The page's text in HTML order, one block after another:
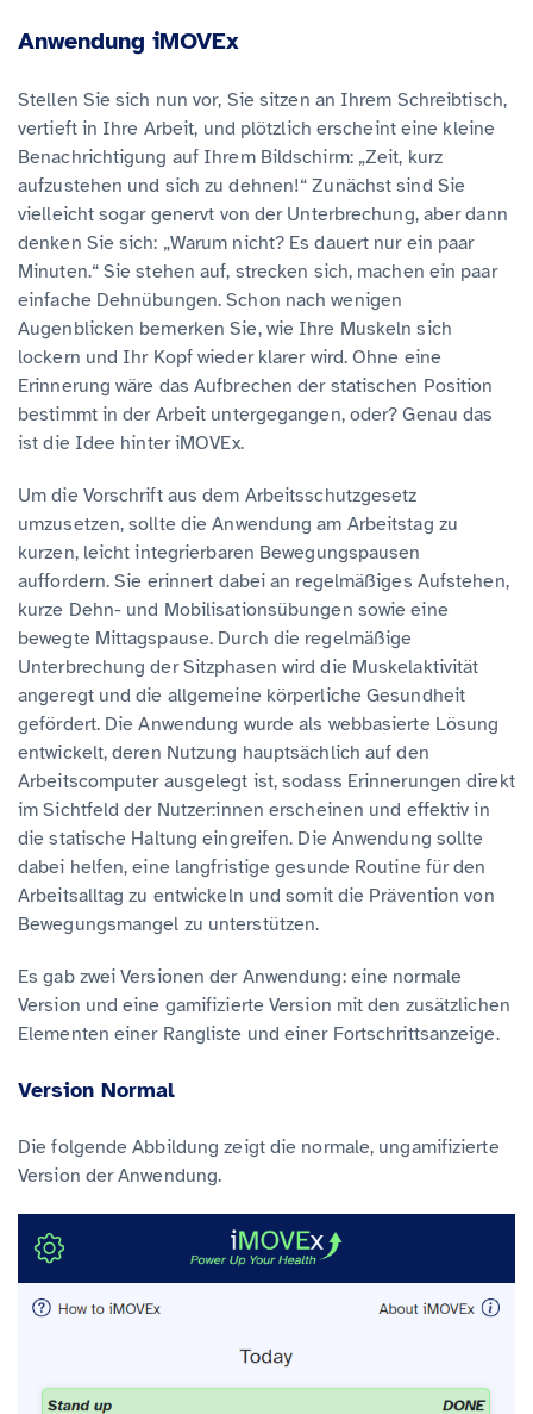
Anwendung iMOVEx
Stellen Sie sich nun vor, Sie sitzen an Ihrem Schreibtisch,
vertieft in Ihre Arbeit, und plötzlich erscheint eine kleine
Benachrichtigung auf Ihrem Bildschirm: „Zeit, kurz
aufzustehen und sich zu dehnen!“ Zunächst sind Sie
vielleicht sogar genervt von der Unterbrechung, aber dann
denken Sie sich: „Warum nicht? Es dauert nur ein paar
Minuten.“ Sie stehen auf, strecken sich, machen ein paar
einfache Dehnübungen. Schon nach wenigen
Augenblicken bemerken Sie, wie Ihre Muskeln sich
lockern und Ihr Kopf wieder klarer wird. Ohne eine
Erinnerung wäre das Aufbrechen der statischen Position
bestimmt in der Arbeit untergegangen, oder? Genau das
ist die Idee hinter iMOVEx.
Um die Vorschrift aus dem Arbeitsschutzgesetz
umzusetzen, sollte die Anwendung am Arbeitstag zu
kurzen, leicht integrierbaren Bewegungspausen
auffordern. Sie erinnert dabei an regelmäßiges Aufstehen,
kurze Dehn- und Mobilisationsübungen sowie eine
bewegte Mittagspause. Durch die regelmäßige
Unterbrechung der Sitzphasen wird die Muskelaktivität
angeregt und die allgemeine körperliche Gesundheit
gefördert. Die Anwendung wurde als webbasierte Lösung
entwickelt, deren Nutzung hauptsächlich auf den
Arbeitscomputer ausgelegt ist, sodass Erinnerungen direkt
im Sichtfeld der Nutzer:innen erscheinen und effektiv in
die statische Haltung eingreifen. Die Anwendung sollte
dabei helfen, eine langfristige gesunde Routine für den
Arbeitsalltag zu entwickeln und somit die Prävention von
Bewegungsmangel zu unterstützen.
Es gab zwei Versionen der Anwendung: eine normale
Version und eine gamifizierte Version mit den zusätzlichen
Elementen einer Rangliste und einer Fortschrittsanzeige.
Version Normal
Die folgende Abbildung zeigt die normale, ungamifizierte
Version der Anwendung.